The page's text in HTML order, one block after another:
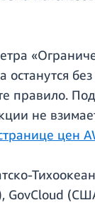
правило.
не
цен
GovCloud